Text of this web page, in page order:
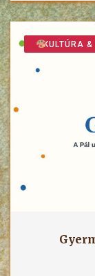
KULTÚRA &